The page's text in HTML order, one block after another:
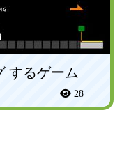
するゲーム
28